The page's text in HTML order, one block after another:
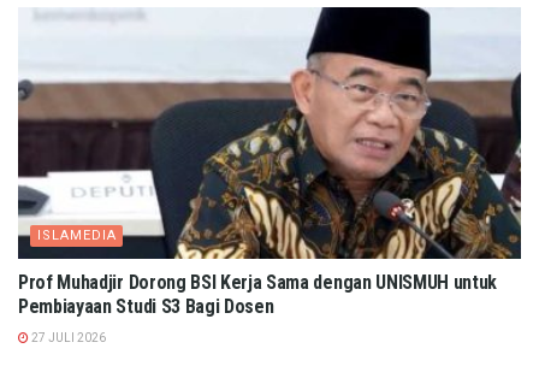
ISLAMEDIA
Prof Muhadjir Dorong BSI Kerja Sama dengan UNISMUH untuk
Pembiayaan Studi S3 Bagi Dosen
27 JULI 2026